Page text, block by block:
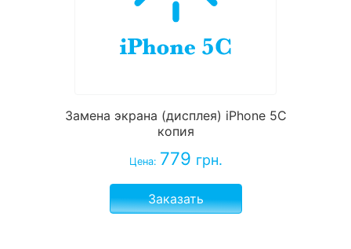
Замена экрана (дисплея) iPhone 5C
копия
Цена: 779 грн.
Заказать